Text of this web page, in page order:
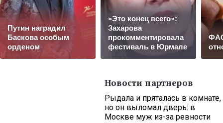
Путин наградил
Баскова особым
орденом
«Это конец всего»:
Захарова
прокомментировала
фестиваль в Юрмале
Новости партнеров
Рыдала и пряталась в комнате,
но он выломал дверь: в
Москве муж из-за ревности